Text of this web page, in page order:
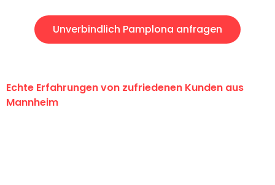
Unverbindlich Pamplona anfragen
Echte Erfahrungen von zufriedenen Kunden aus
Mannheim